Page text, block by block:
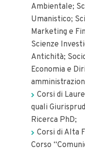
Ambientale;
Umanistico;
Marketing e
Scienze
Antichità;
Economia e
Corsi di
quali
Ricerca PhD;
Corsi di Alta
Corso